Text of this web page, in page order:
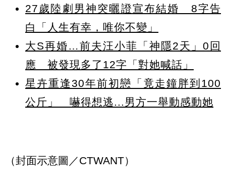
27歲陸劇男神突曬證宣布結婚 8字告
白「人生有幸，唯你不變」
大S再婚…前夫汪小菲「神隱2天」0回
應 被發現多了12字「對她喊話」
星卉重逢30年前初戀「竟走鐘胖到100
公斤」 嚇得想逃...男方一舉動感動她
（封面示意圖／CTWANT）